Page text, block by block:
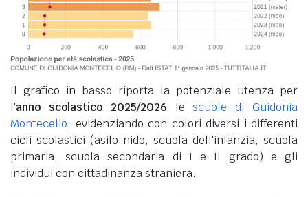
Il grafico in basso riporta la potenziale utenza per
l'anno scolastico 2025/2026 lescuole di Guidonia
Montecelio, evidenziando con colori diversi i differenti
cicli scolastici (asilo nido, scuola dell'infanzia, scuola
primaria, scuola secondaria di I e II grado) e gli
individui con cittadinanza straniera.